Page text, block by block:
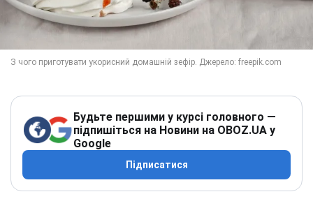
Будьте першими у курсі головного —
підпишіться на Новини на OBOZ.UA у
Google
Підписатися